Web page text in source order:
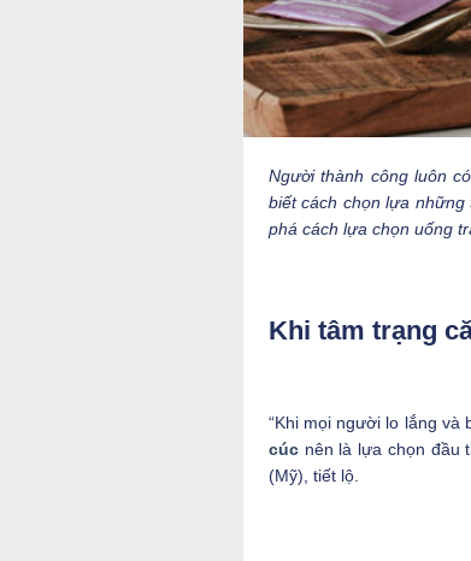
Người thành công luôn
biết cách chọn lựa
phá cách lựa chọn uống
Khi tâm trạng
“Khi mọi người lo lắng và
cúc nên là lựa chọn đầu
(Mỹ), tiết lộ.